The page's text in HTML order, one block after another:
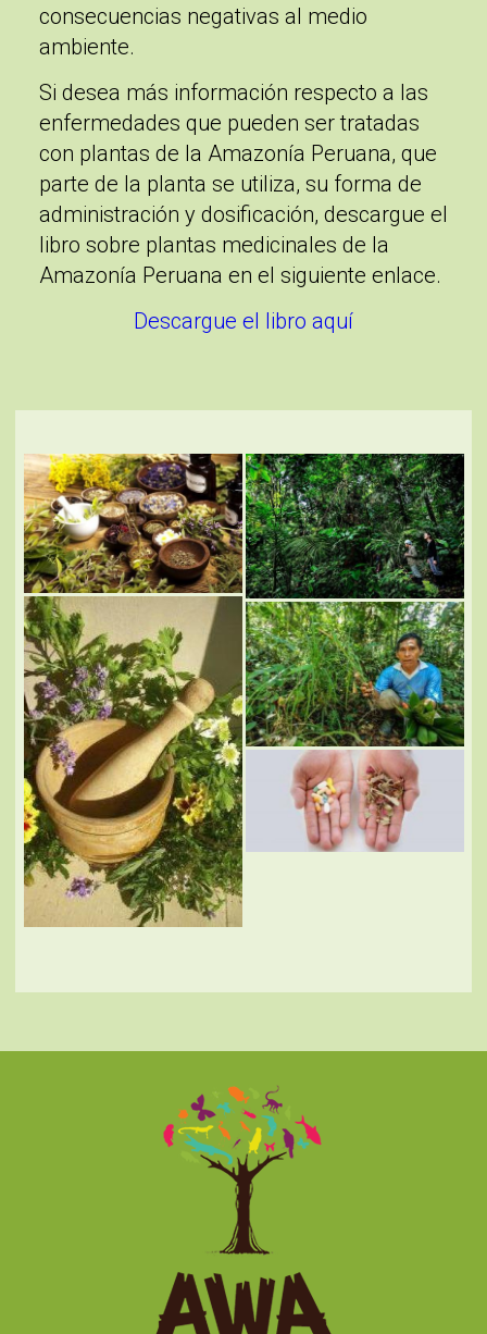
consecuencias negativas al medio
ambiente.
Si desea más información respecto a las
enfermedades que pueden ser tratadas
con plantas de la Amazonía Peruana, que
parte de la planta se utiliza, su forma de
administración y dosificación, descargue el
libro sobre plantas medicinales de la
Amazonía Peruana en el siguiente enlace.
Descargue el libro aquí